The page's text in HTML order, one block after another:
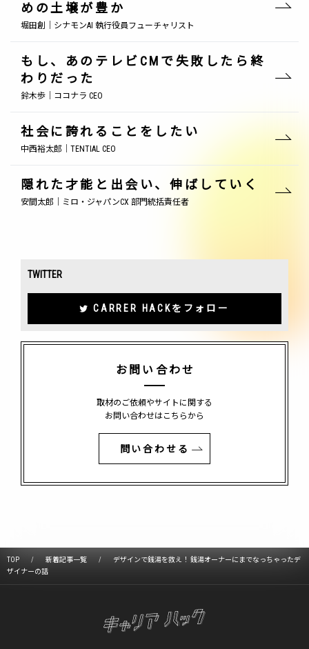
めの土壌が豊か
堀田創｜シナモンAI 執行役員フューチャリスト
もし、あのテレビCMで失敗したら終
わりだった
鈴木歩｜ココナラ CEO
社会に誇れることをしたい
中西裕太郎｜TENTIAL CEO
隠れた才能と出会い、伸ばしていく
安間太郎｜ミロ・ジャパンCX 部門統括責任者
TWITTER
CARRER HACKをフォロー
お問い合わせ
取材のご依頼やサイトに関する
お問い合わせはこちらから
問い合わせる
TOP 新着記事一覧
デザインで銭湯を救え！ 銭湯オーナーにまでなっちゃったデ
ザイナーの話